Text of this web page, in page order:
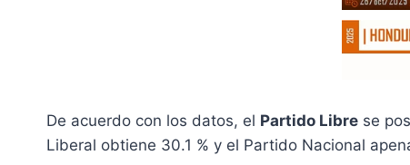
De acuerdo con los datos, el Partido Libre se
Liberal obtiene 30.1 % y el Partido Nacional